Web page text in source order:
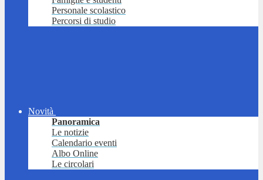
Personale scolastico
Percorsi di studio
Novità
Panoramica
Le notizie
Calendario eventi
Albo Online
Le circolari